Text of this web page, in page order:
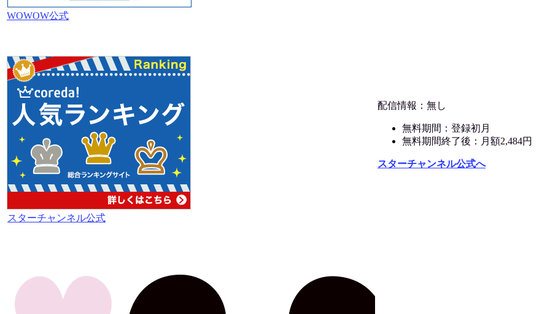
WOWOW公式
スターチャンネル公式
配信情報：無し
無料期間：登録初月
無料期間終了後：月額2,484円
スターチャンネル公式へ